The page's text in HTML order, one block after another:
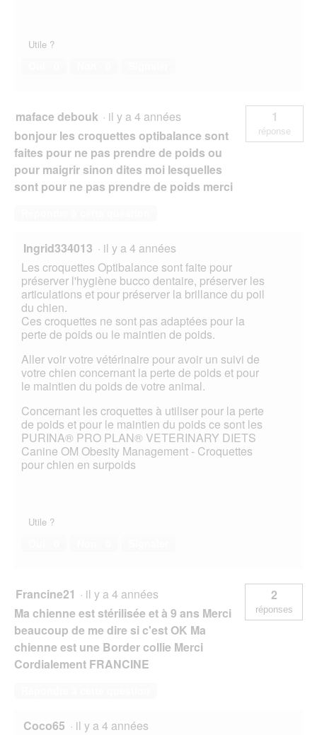
Utile ?
maface debouk · il y a 4 années
bonjour les croquettes optibalance sont
faites pour ne pas prendre de poids ou
pour maigrir sinon dites moi lesquelles
sont pour ne pas prendre de poids merci
1
réponse
Ingrid334013 · il y a 4 années
Les croquettes Optibalance sont faite pour
préserver l'hygiène bucco dentaire, préserver les
articulations et pour préserver la brillance du poil
du chien.
Ces croquettes ne sont pas adaptées pour la
perte de poids ou le maintien de poids.
Aller voir votre vétérinaire pour avoir un suivi de
votre chien concernant la perte de poids et pour
le maintien du poids de votre animal.
Concernant les croquettes à utiliser pour la perte
de poids et pour le maintien du poids ce sont les
PURINA® PRO PLAN® VETERINARY DIETS
Canine OM Obesity Management - Croquettes
pour chien en surpoids
Utile ?
Francine21 · il y a 4 années
Ma chienne est stérilisée et à 9 ans Merci
beaucoup de me dire si c'est OK Ma
chienne est une Border collie Merci
Cordialement FRANCINE
2
réponses
Coco65 · il y a 4 années